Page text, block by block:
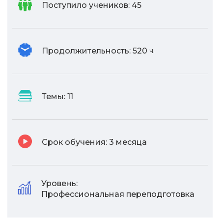
Поступило учеников: 45
Продолжительность: 520 ч.
Темы: 11
Срок обучения: 3 месяца
Уровень:
Профессиональная переподготовка